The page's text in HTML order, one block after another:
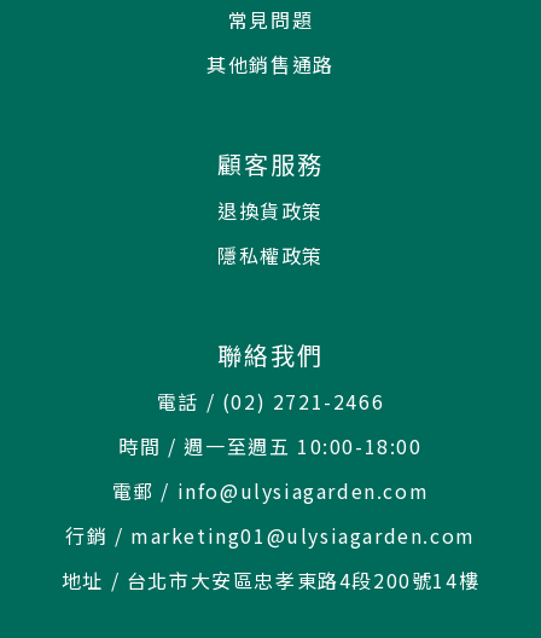
常見問題
其他銷售通路
顧客服務
退換貨政策
隱私權政策
聯絡我們
電話 / (02) 2721-2466
時間 / 週一至週五 10:00-18:00
電郵 / info@ulysiagarden.com
行銷 / marketing01@ulysiagarden.com
地址 / 台北市大安區忠孝東路4段200號14樓